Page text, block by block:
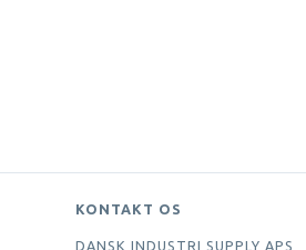
KONTAKT OS
DANSK INDUSTRI SUPPLY APS